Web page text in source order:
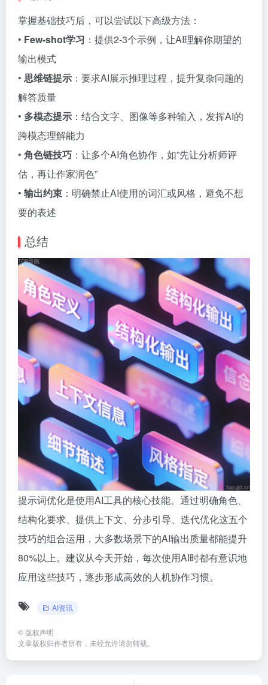
掌握基础技巧后，可以尝试以下高级方法：
• Few-shot学习 ：提供2-3个示例，让AI理解你期望的
输出模式
• 思维链提示 ：要求AI展示推理过程，提升复杂问题的
解答质量
• 多模态提示 ：结合文字、图像等多种输入，发挥AI的
跨模态理解能力
• 角色链技巧 ：让多个AI角色协作，如”先让分析师评
估，再让作家润色”
• 输出约束 ：明确禁止AI使用的词汇或风格，避免不想
要的表述
总结
提示词优化是使用AI工具的核心技能。通过明确角色、
结构化要求、提供上下文、分步引导、迭代优化这五个
技巧的组合运用，大多数场景下的AI输出质量都能提升
80%以上。建议从今天开始，每次使用AI时都有意识地
应用这些技巧，逐步形成高效的人机协作习惯。
AI资讯
© 版权声明
文章版权归作者所有，未经允许请勿转载。